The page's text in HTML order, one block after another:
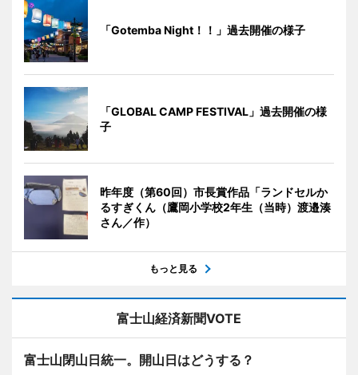
「Gotemba Night！！」過去開催の様子
「GLOBAL CAMP FESTIVAL」過去開催の様
子
昨年度（第60回）市長賞作品「ランドセルか
るすぎくん（鷹岡小学校2年生（当時）渡邉湊
さん／作）
もっと見る
富士山経済新聞VOTE
富士山閉山日統一。開山日はどうする？